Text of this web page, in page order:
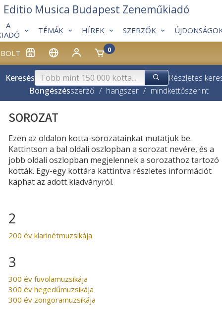
BOLT 0
A
TÉMÁK HÍREK SZERZŐK
Editio Musica Budapest Zeneműkiadó
Keresés
Részletes
Böngészésszerző / hangszer / mindkettőszerint
SOROZAT
Ezen az oldalon kotta-sorozatainkat mutatjuk be.
Kattintson a bal oldali oszlopban a sorozat nevére, és a
jobb oldali oszlopban megjelennek a sorozathoz tartozó
kották. Egy-egy kottára kattintva részletes információt
kaphat az adott kiadványról.
2
200 év klarinétmuzsikája
3
300 év fuvolamuzsikája
300 év hegedűmuzsikája
300 év zongoramuzsikája